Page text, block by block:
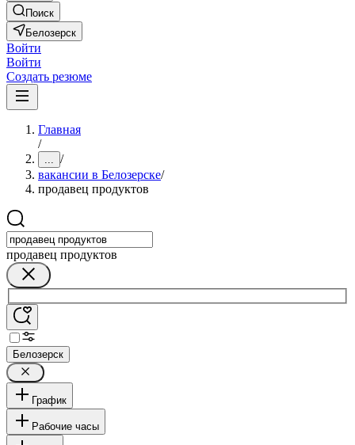
Поиск
Белозерск
Войти
Войти
Создать резюме
Главная
/
... /
вакансии в Белозерске/
продавец продуктов
продавец продуктов
Белозерск
График
Рабочие часы